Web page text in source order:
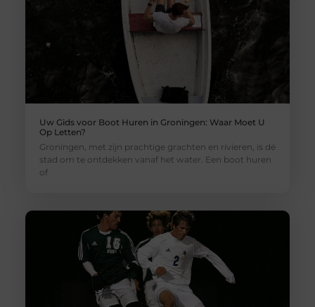
Uw Gids voor Boot Huren in Groningen: Waar Moet U
Op Letten?
Groningen, met zijn prachtige grachten en rivieren, is dé
stad om te ontdekken vanaf het water. Een boot huren
of